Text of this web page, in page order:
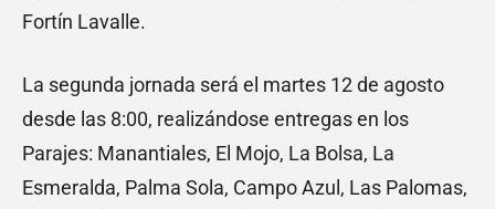
Fortín Lavalle.
La segunda jornada será el martes 12 de agosto
desde las 8:00, realizándose entregas en los
Parajes: Manantiales, El Mojo, La Bolsa, La
Esmeralda, Palma Sola, Campo Azul, Las Palomas,